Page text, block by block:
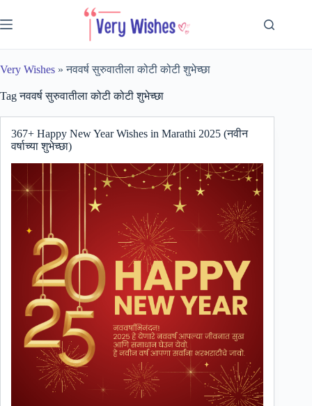
to
content
Very Wishes »नववर्ष सुरुवातीला कोटी कोटी शुभेच्छा
Tagनववर्ष सुरुवातीला कोटी कोटी शुभेच्छा
367+ Happy New Year Wishes in Marathi 2025 (नवीन
वर्षाच्या शुभेच्छा)